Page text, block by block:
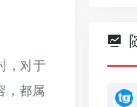
，对于
，都属